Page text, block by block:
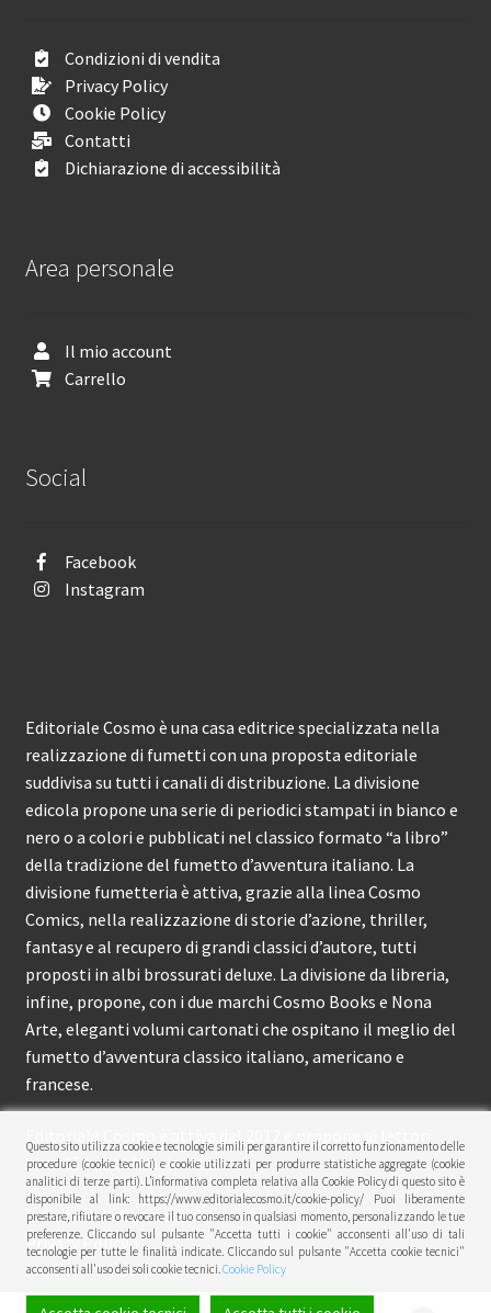
Condizioni di vendita
Privacy Policy
Cookie Policy
Contatti
Dichiarazione di accessibilità
Area personale
Il mio account
Carrello
Social
Facebook
Instagram
Editoriale Cosmo è una casa editrice specializzata nella
realizzazione di fumetti con una proposta editoriale
suddivisa su tutti i canali di distribuzione. La divisione
edicola propone una serie di periodici stampati in bianco e
nero o a colori e pubblicati nel classico formato “a libro”
della tradizione del fumetto d’avventura italiano. La
divisione fumetteria è attiva, grazie alla linea Cosmo
Comics, nella realizzazione di storie d’azione, thriller,
fantasy e al recupero di grandi classici d’autore, tutti
proposti in albi brossurati deluxe. La divisione da libreria,
infine, propone, con i due marchi Cosmo Books e Nona
Arte, eleganti volumi cartonati che ospitano il meglio del
fumetto d’avventura classico italiano, americano e
francese.
Editoriale Cosmo è attiva dal 2012 e propone ai lettori
circa 150 pubblicazioni l’anno.
© Editoriale Cosmo 2026
Privacy Policy
Questo sito utilizza cookie e tecnologie simili per garantire il corretto funzionamento delle
procedure (cookie tecnici) e cookie utilizzati per produrre statistiche aggregate (cookie
analitici di terze parti). L’informativa completa relativa alla Cookie Policy di questo sito è
disponibile al link: https://www.editorialecosmo.it/cookie-policy/ Puoi liberamente
prestare, rifiutare o revocare il tuo consenso in qualsiasi momento, personalizzando le tue
preferenze. Cliccando sul pulsante "Accetta tutti i cookie" acconsenti all'uso di tali
tecnologie per tutte le finalità indicate. Cliccando sul pulsante "Accetta cookie tecnici"
acconsenti all'uso dei soli cookie tecnici.Cookie Policy